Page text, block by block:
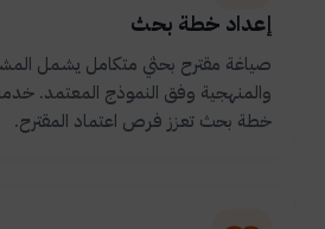
إعداد خطة بحث
صياغة مقترح بحثي متكامل يشمل
والمنهجية وفق النموذج المعتمد.
خطة بحث تعزز فرص اعتماد المقترح.